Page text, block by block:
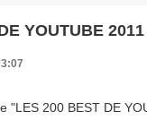
YOUTUBE